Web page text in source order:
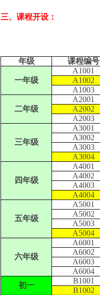
三、课程开设：
年级 课程编号
一年级
A1001
A1002
A1003
二年级
A2001
A2002
A2003
三年级
A3001
A3002
A3003
A3004
四年级
A4001
A4002
A4003
A4004
五年级
A5001
A5002
A5003
A5004
六年级
A6001
A6002
A6003
A6004
初一
B1001
B1002